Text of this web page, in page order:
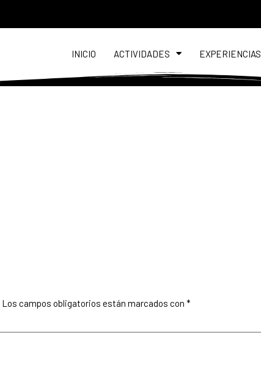
INICIO ACTIVIDADES EXPERIENCIAS
Los campos obligatorios están marcados con *